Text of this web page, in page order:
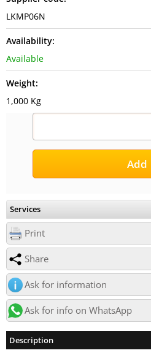
LKMP06N
Availability:
Available
Weight:
1,000 Kg
Services
Print
Share
Ask for information
Ask for info on WhatsApp
Description